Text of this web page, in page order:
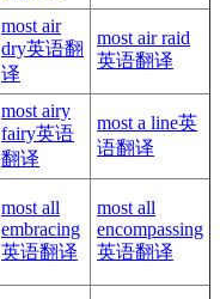
most air
dry英语翻
译
most air raid
英语翻译
most airy
fairy英语
翻译
most a line英
语翻译
most all
embracing
英语翻译
most all
encompassing
英语翻译